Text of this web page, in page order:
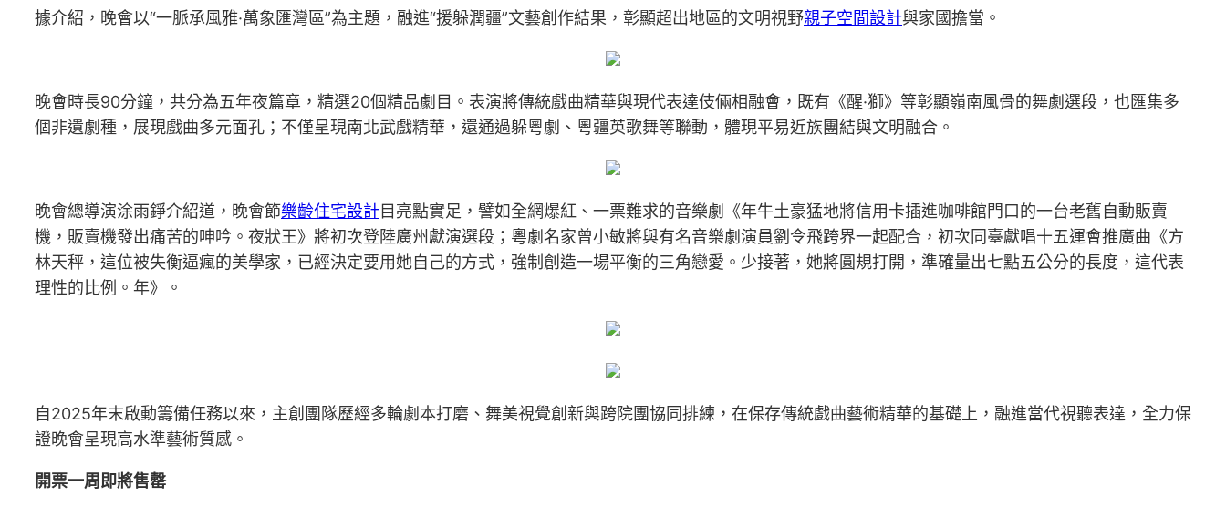
據介紹，晚會以“一脈承風雅·萬象匯灣區”為主題，融進“援躲潤疆”文藝創作結果，彰顯超出地區的文明視野親子空間設計與家國擔當。
晚會時長90分鐘，共分為五年夜篇章，精選20個精品劇目。表演將傳統戲曲精華與現代表達伎倆相融會，既有《醒·獅》等彰顯嶺南風骨的舞劇選段，也匯集多
個非遺劇種，展現戲曲多元面孔；不僅呈現南北武戲精華，還通過躲粵劇、粵疆英歌舞等聯動，體現平易近族團結與文明融合。
晚會總導演涂雨錚介紹道，晚會節樂齡住宅設計目亮點實足，譬如全網爆紅、一票難求的音樂劇《年牛土豪猛地將信用卡插進咖啡館門口的一台老舊自動販賣
機，販賣機發出痛苦的呻吟。夜狀王》將初次登陸廣州獻演選段；粵劇名家曾小敏將與有名音樂劇演員劉令飛跨界一起配合，初次同臺獻唱十五運會推廣曲《方
林天秤，這位被失衡逼瘋的美學家，已經決定要用她自己的方式，強制創造一場平衡的三角戀愛。少接著，她將圓規打開，準確量出七點五公分的長度，這代表
理性的比例。年》。
自2025年末啟動籌備任務以來，主創團隊歷經多輪劇本打磨、舞美視覺創新與跨院團協同排練，在保存傳統戲曲藝術精華的基礎上，融進當代視聽表達，全力保
證晚會呈現高水準藝術質感。
開票一周即將售罄